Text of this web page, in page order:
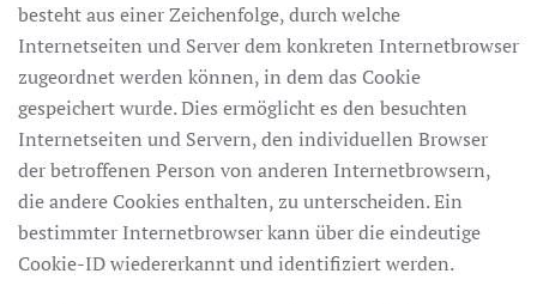
besteht aus einer Zeichenfolge, durch welche
Internetseiten und Server dem konkreten Internetbrowser
zugeordnet werden können, in dem das Cookie
gespeichert wurde. Dies ermöglicht es den besuchten
Internetseiten und Servern, den individuellen Browser
der betroffenen Person von anderen Internetbrowsern,
die andere Cookies enthalten, zu unterscheiden. Ein
bestimmter Internetbrowser kann über die eindeutige
Cookie-ID wiedererkannt und identifiziert werden.